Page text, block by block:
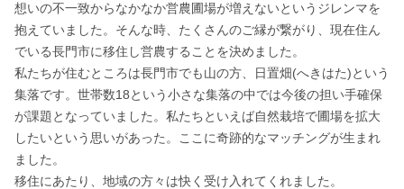
想いの不一致からなかなか営農圃場が増えないというジレンマを
抱えていました。そんな時、たくさんのご縁が繋がり、現在住ん
でいる長門市に移住し営農することを決めました。
私たちが住むところは長門市でも山の方、日置畑(へきはた)という
集落です。世帯数18という小さな集落の中では今後の担い手確保
が課題となっていました。私たちといえば自然栽培で圃場を拡大
したいという思いがあった。ここに奇跡的なマッチングが生まれ
ました。
移住にあたり、地域の方々は快く受け入れてくれました。